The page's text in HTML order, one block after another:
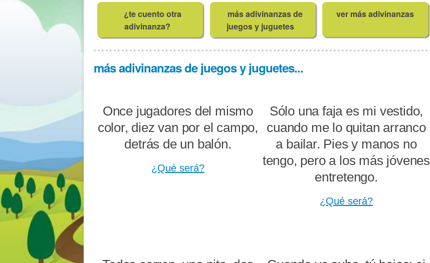
¿te cuento otra
adivinanza?
más adivinanzas de
juegos y juguetes
ver más adivinanzas
más adivinanzas de juegos y juguetes...
Once jugadores del mismo
color, diez van por el campo,
detrás de un balón.
¿Qué será?
Sólo una faja es mi vestido,
cuando me lo quitan arranco
a bailar. Pies y manos no
tengo, pero a los más jóvenes
entretengo.
¿Qué será?